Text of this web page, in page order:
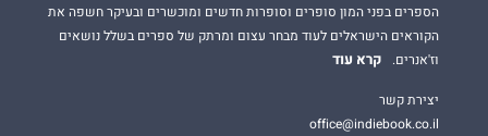
הספרים בפני המון סופרים וסופרות חדשים ומוכשרים ובעיקר חשפה את
הקוראים הישראלים לעוד מבחר עצום ומרתק של ספרים בשלל נושאים
וז'אנרים.
קרא עוד
יצירת קשר
office@indiebook.co.il